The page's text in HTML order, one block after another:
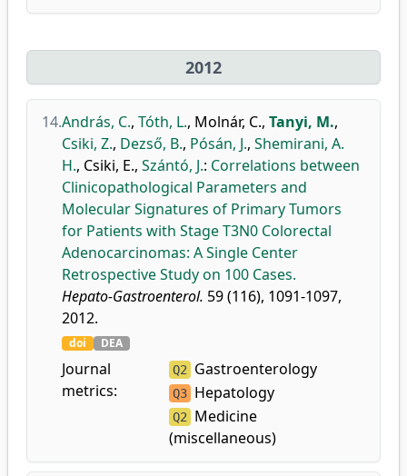
2012
14.András, C., Tóth, L., Molnár, C., Tanyi, M.,
Csiki, Z., Dezső, B., Pósán, J., Shemirani, A.
H., Csiki, E., Szántó, J.: Correlations between
Clinicopathological Parameters and
Molecular Signatures of Primary Tumors
for Patients with Stage T3N0 Colorectal
Adenocarcinomas: A Single Center
Retrospective Study on 100 Cases.
Hepato-Gastroenterol. 59 (116), 1091-1097,
2012.
doi DEA
Journal
metrics:
Q2 Gastroenterology
Q3 Hepatology
Q2 Medicine
(miscellaneous)